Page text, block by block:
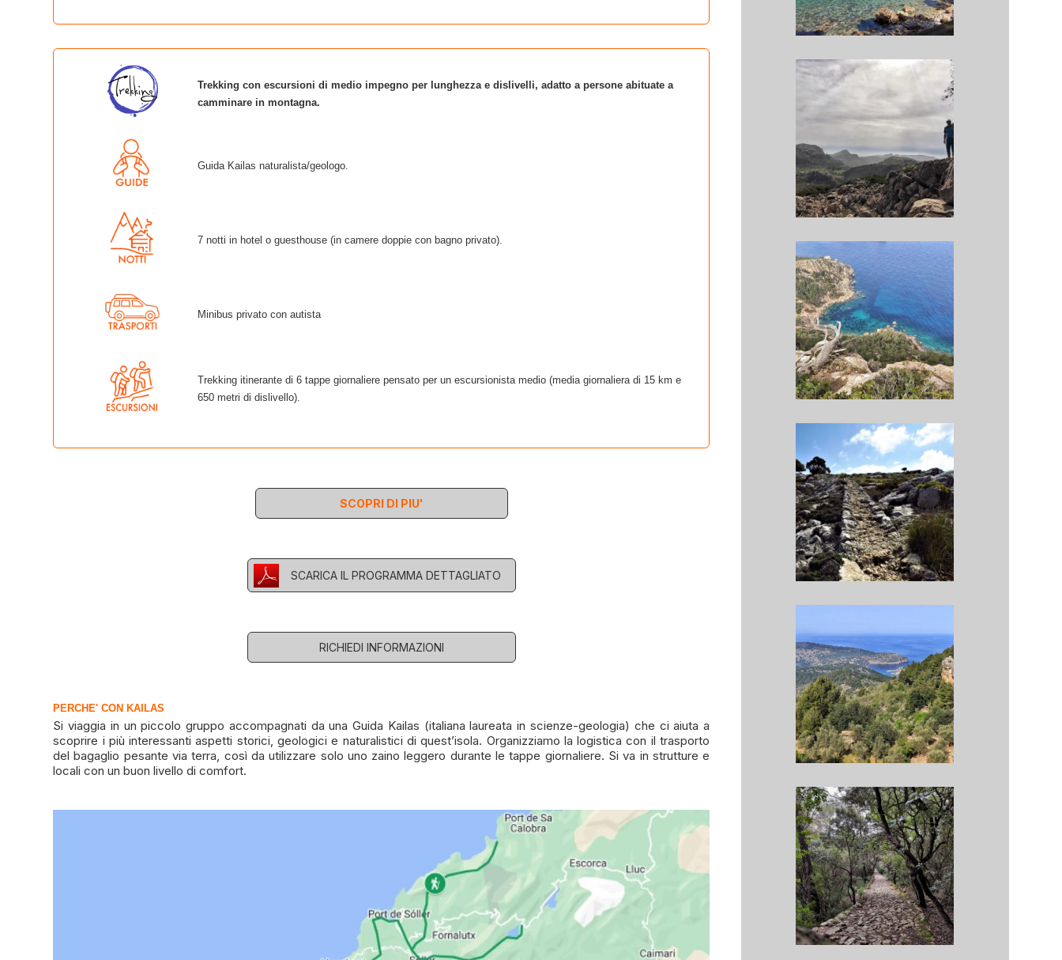
Trekking con escursioni di medio impegno per lunghezza e dislivelli, adatto a persone abituate a
camminare in montagna.
Guida Kailas naturalista/geologo.
7 notti in hotel o guesthouse (in camere doppie con bagno privato).
Minibus privato con autista
Trekking itinerante di 6 tappe giornaliere pensato per un escursionista medio (media giornaliera di 15 km e
650 metri di dislivello).
SCOPRI DI PIU'
SCARICA IL PROGRAMMA DETTAGLIATO
RICHIEDI INFORMAZIONI
PERCHE' CON KAILAS
Si viaggia in un piccolo gruppo accompagnati da una Guida Kailas (italiana laureata in scienze-geologia) che ci aiuta a
scoprire i più interessanti aspetti storici, geologici e naturalistici di quest’isola. Organizziamo la logistica con il trasporto
del bagaglio pesante via terra, così da utilizzare solo uno zaino leggero durante le tappe giornaliere. Si va in strutture e
locali con un buon livello di comfort.